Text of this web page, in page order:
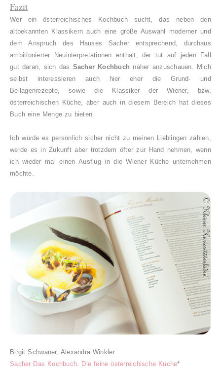
Fazit
Wer ein österreichisches Kochbuch sucht, das neben den
altbekannten Klassikern auch eine große Auswahl moderner und
dem Anspruch des Hauses Sacher entsprechend, durchaus
ambitionierter Neuinterpretationen enthält, der tut auf jeden Fall
gut daran, sich das Sacher Kochbuch näher anzuschauen. Mich
selbst interessieren auch hier eher die Grund- und
Beilagenrezepte, sowie die Klassiker der Wiener, bzw.
österreichischen Küche, aber auch in diesem Bereich hat dieses
Buch eine Menge zu bieten.
Ich würde es persönlich sicher nicht zu meinen Lieblingen zählen,
werde es in Zukunft aber trotzdem öfter zur Hand nehmen, wenn
ich wieder mal einen Ausflug in die Wiener Küche unternehmen
möchte.
Birgit Schwaner, Alexandra Winkler
Sacher Das Kochbuch. Die feine österreichische Küche*